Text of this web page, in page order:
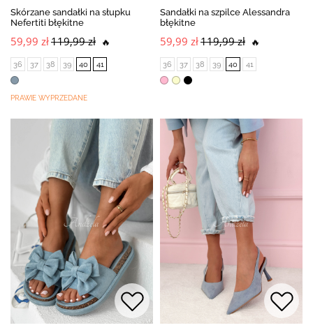
Skórzane sandałki na słupku
Nefertiti błękitne
59,99 zł119,99 zł 🔥
36 37 38 39 40 41
PRAWIE WYPRZEDANE
Sandałki na szpilce Alessandra
błękitne
59,99 zł119,99 zł 🔥
36 37 38 39 40 41